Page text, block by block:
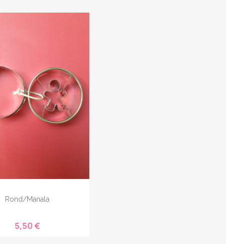
Rond/manala
5,50 €